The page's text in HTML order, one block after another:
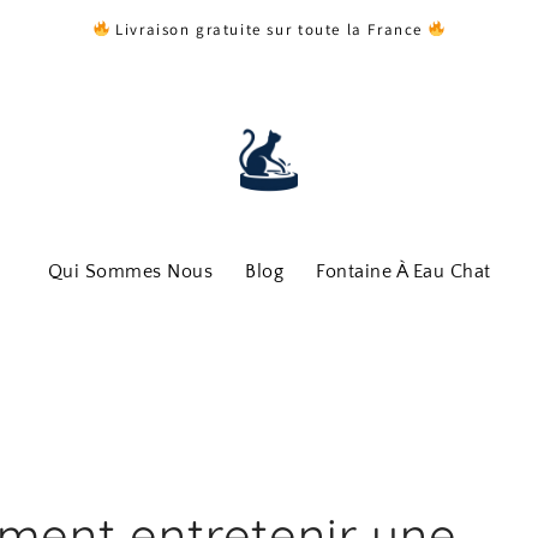
Livraison gratuite sur toute la France
Qui Sommes Nous Blog Fontaine À Eau Chat